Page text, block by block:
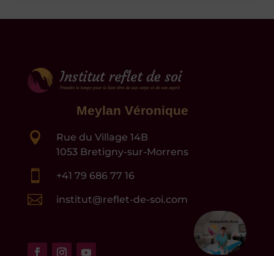
Meylan Véronique

Rue du Village 14B
1053 Bretigny-sur-Morrens
 +41 79 686 77 16
 institut@reflet-de-soi.com